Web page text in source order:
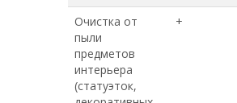
Очистка от
пыли
предметов
интерьера
(статуэток,
+